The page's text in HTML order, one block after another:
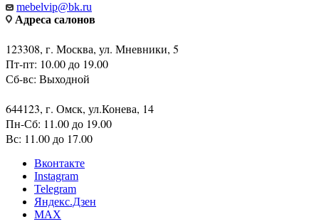
mebelvip@bk.ru
Адреса салонов
123308, г. Москва, ул. Мневники, 5
Пт-пт: 10.00 до 19.00
Сб-вс: Выходной
644123, г. Омск, ул.Конева, 14
Пн-Сб: 11.00 до 19.00
Вс: 11.00 до 17.00
Вконтакте
Instagram
Telegram
Яндекс.Дзен
MAX